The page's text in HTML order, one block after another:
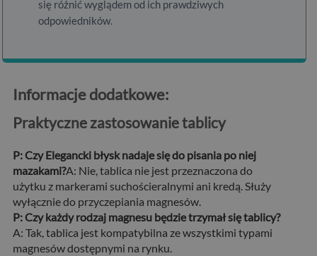
się różnić wyglądem od ich prawdziwych
odpowiedników.
Informacje dodatkowe:
Praktyczne zastosowanie tablicy
P: Czy Elegancki błysk nadaje się do pisania po niej
mazakami?A: Nie, tablica nie jest przeznaczona do
użytku z markerami suchościeralnymi ani kredą. Służy
wyłącznie do przyczepiania magnesów.
P: Czy każdy rodzaj magnesu będzie trzymał się tablicy?
A: Tak, tablica jest kompatybilna ze wszystkimi typami
magnesów dostępnymi na rynku.